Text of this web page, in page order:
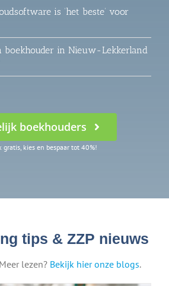
is ‘het beste’ voor
boekhouder in Nieuw-Lekkerland
boekhouders
gratis, kies en bespaar tot 40%!
tips & ZZP nieuws
lezen? Bekijk hier onze blogs.